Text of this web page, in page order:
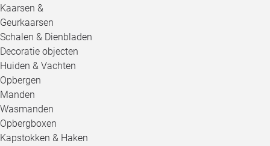
Kaarsen &
Geurkaarsen
Schalen & Dienbladen
Decoratie objecten
Huiden & Vachten
Opbergen
Manden
Wasmanden
Opbergboxen
Kapstokken & Haken